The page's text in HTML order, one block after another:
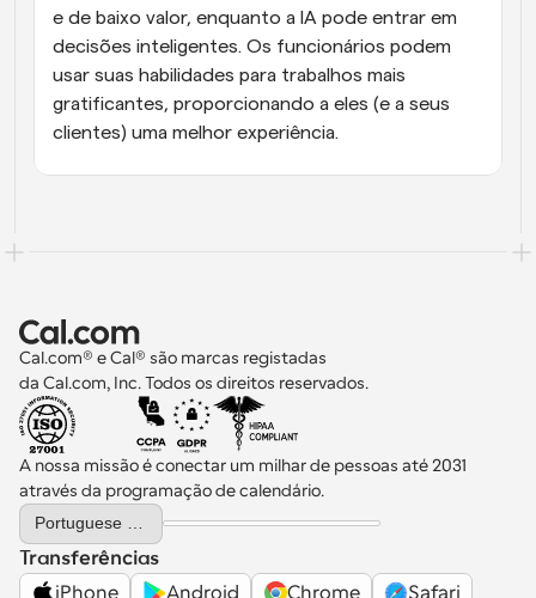
e de baixo valor, enquanto a IA pode entrar em
decisões inteligentes. Os funcionários podem
usar suas habilidades para trabalhos mais
gratificantes, proporcionando a eles (e a seus
clientes) uma melhor experiência.
Cal.com® e Cal® são marcas registadas
da Cal.com, Inc. Todos os direitos reservados.
A nossa missão é conectar um milhar de pessoas até 2031
através da programação de calendário.
Select Language
Portuguese (Portugal)
Transferências
iPhone
Android Chrome
Safari